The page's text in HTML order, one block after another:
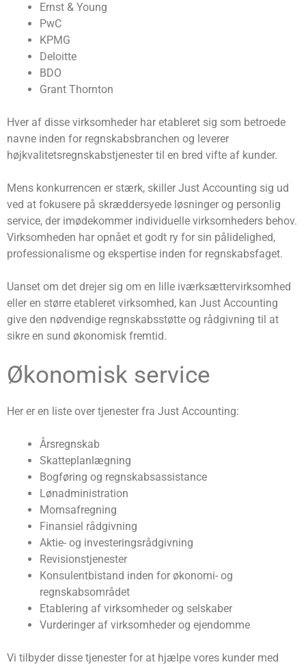
Ernst & Young
PwC
KPMG
Deloitte
BDO
Grant Thornton
Hver af disse virksomheder har etableret sig som betroede
navne inden for regnskabsbranchen og leverer
højkvalitetsregnskabstjenester til en bred vifte af kunder.
Mens konkurrencen er stærk, skiller Just Accounting sig ud
ved at fokusere på skræddersyede løsninger og personlig
service, der imødekommer individuelle virksomheders behov.
Virksomheden har opnået et godt ry for sin pålidelighed,
professionalisme og ekspertise inden for regnskabsfaget.
Uanset om det drejer sig om en lille iværksættervirksomhed
eller en større etableret virksomhed, kan Just Accounting
give den nødvendige regnskabsstøtte og rådgivning til at
sikre en sund økonomisk fremtid.
Økonomisk service
Her er en liste over tjenester fra Just Accounting:
Årsregnskab
Skatteplanlægning
Bogføring og regnskabsassistance
Lønadministration
Momsafregning
Finansiel rådgivning
Aktie- og investeringsrådgivning
Revisionstjenester
Konsulentbistand inden for økonomi- og
regnskabsområdet
Etablering af virksomheder og selskaber
Vurderinger af virksomheder og ejendomme
Vi tilbyder disse tjenester for at hjælpe vores kunder med